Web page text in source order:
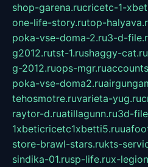
shop-garena.rucricetc-1-
one-life-story.rutop-
poka-vse-doma-2.ru3-d-
g2012.rutst-1.rushaggy-cat.ru
g-2012.ruops-mgr.ru
poka-vse-doma2.ru
tehosmotre.ruvarieta-yug.ru
raytor-d.ruatillagunn.ru3d-
1xbeticricetc1xbetti5.ru
store-brawl-stars.rukts-
sindika-01.rusp-life.rux-